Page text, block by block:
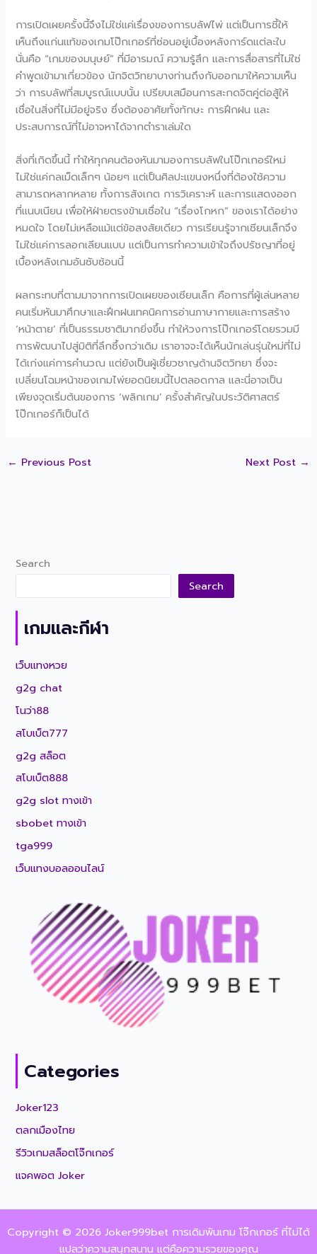
การเปิดเผยครั้งนี้จึงไม่ใช่แค่เรื่องของการบลัฟไพ่ แต่เป็นการชี้ให้
เห็นถึงแก่นแท้ของเกมโป๊กเกอร์ที่ซ่อนอยู่เบื้องหลังการ์ดแต่ละใบ
นั่นคือ “เกมของมนุษย์” ที่มีอารมณ์ ความรู้สึก และการสื่อสารที่ไม่ใช่
คำพูดเข้ามาเกี่ยวข้อง นักจิตวิทยาบางท่านถึงกับออกมาให้ความเห็น
ว่า การบลัฟที่สมบูรณ์แบบนั้น เปรียบเสมือนการสะกดจิตคู่ต่อสู้ให้
เชื่อในสิ่งที่ไม่มีอยู่จริง ซึ่งต้องอาศัยทั้งทักษะ การฝึกฝน และ
ประสบการณ์ที่ไม่อาจหาได้จากตำราเล่มใด
สิ่งที่เกิดขึ้นนี้ ทำให้ทุกคนต้องหันมามองการบลัฟในโป๊กเกอร์ใหม่
ไม่ใช่แค่กลเม็ดเล็กๆ น้อยๆ แต่เป็นศิลปะแขนงหนึ่งที่ต้องใช้ความ
สามารถหลากหลาย ทั้งการสังเกต การวิเคราะห์ และการแสดงออก
ที่แนบเนียน เพื่อให้ฝ่ายตรงข้ามเชื่อใน “เรื่องโกหก” ของเราได้อย่าง
หมดใจ โดยไม่เหลือแม้แต่ข้อสงสัยเดียว การเรียนรู้จากเซียนเล็กจึง
ไม่ใช่แค่การลอกเลียนแบบ แต่เป็นการทำความเข้าใจถึงปรัชญาที่อยู่
เบื้องหลังเกมอันซับซ้อนนี้
ผลกระทบที่ตามมาจากการเปิดเผยของเซียนเล็ก คือการที่ผู้เล่นหลาย
คนเริ่มหันมาศึกษาและฝึกฝนเทคนิคการอ่านภาษากายและการสร้าง
‘หน้าตาย’ ที่เป็นธรรมชาติมากยิ่งขึ้น ทำให้วงการโป๊กเกอร์โดยรวมมี
การพัฒนาไปสู่มิติที่ลึกซึ้งกว่าเดิม เราอาจจะได้เห็นนักเล่นรุ่นใหม่ที่ไม่
ได้เก่งแค่การคำนวณ แต่ยังเป็นผู้เชี่ยวชาญด้านจิตวิทยา ซึ่งจะ
เปลี่ยนโฉมหน้าของเกมไพ่ยอดนิยมนี้ไปตลอดกาล และนี่อาจเป็น
เพียงจุดเริ่มต้นของการ ‘พลิกเกม’ ครั้งสำคัญในประวัติศาสตร์
โป๊กเกอร์ก็เป็นได้
← Previous Post Next Post →
Search
Search
เกมและกีฬา
เว็บแทงหวย
g2g chat
โนว่า88
สโบเบ็ต777
g2g สล็อต
สโบเบ็ต888
g2g slot ทางเข้า
sbobet ทางเข้า
tga999
เว็บแทงบอลออนไลน์
Categories
Joker123
ตลกเมืองไทย
รีวิวเกมสล็อตโจ๊กเกอร์
แจคพอต Joker
Copyright © 2026 Joker999bet การเดิมพันเกม โจ๊กเกอร์ ที่ไม่ได้
แปลว่าความสนุกสนาน แต่คือความรวยของคุณ